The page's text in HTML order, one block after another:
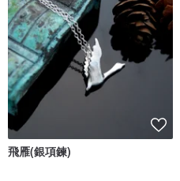
飛雁(銀項鍊)